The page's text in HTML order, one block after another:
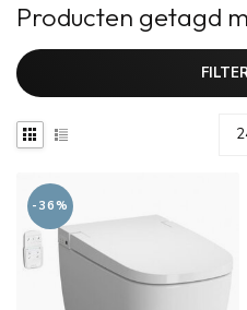
Producten getagd
-36%